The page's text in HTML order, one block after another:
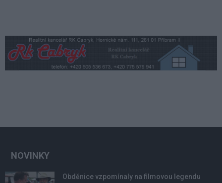
NOVINKY
Obděnice vzpomínaly na filmovou legendu